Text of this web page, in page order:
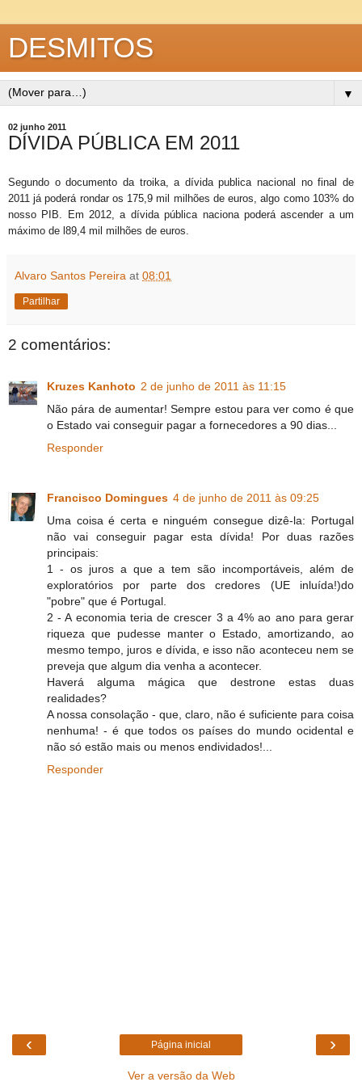
DESMITOS
▼
02 junho 2011
DÍVIDA PÚBLICA EM 2011
Segundo o documento da troika, a dívida publica nacional no final de
2011 já poderá rondar os 175,9 mil milhões de euros, algo como 103% do
nosso PIB. Em 2012, a dívida pública naciona poderá ascender a um
máximo de l89,4 mil milhões de euros.
Alvaro Santos Pereira at 08:01
Partilhar
2 comentários:
Kruzes Kanhoto 2 de junho de 2011 às 11:15
Não pára de aumentar! Sempre estou para ver como é que
o Estado vai conseguir pagar a fornecedores a 90 dias...
Responder
Francisco Domingues 4 de junho de 2011 às 09:25
Uma coisa é certa e ninguém consegue dizê-la: Portugal
não vai conseguir pagar esta dívida! Por duas razões
principais:
1 - os juros a que a tem são incomportáveis, além de
exploratórios por parte dos credores (UE inluída!)do
"pobre" que é Portugal.
2 - A economia teria de crescer 3 a 4% ao ano para gerar
riqueza que pudesse manter o Estado, amortizando, ao
mesmo tempo, juros e dívida, e isso não aconteceu nem se
preveja que algum dia venha a acontecer.
Haverá alguma mágica que destrone estas duas
realidades?
A nossa consolação - que, claro, não é suficiente para coisa
nenhuma! - é que todos os países do mundo ocidental e
não só estão mais ou menos endividados!...
Responder
‹ ›
Página inicial
Ver a versão da Web